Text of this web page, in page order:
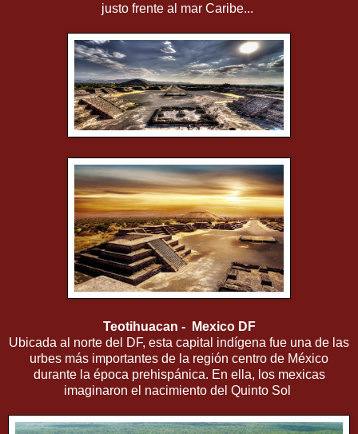
justo frente al mar Caribe...
Teotihuacan - Mexico DF
Ubicada al norte del DF, esta capital indígena fue una de las
urbes más importantes de la región centro de México
durante la época prehispánica. En ella, los mexicas
imaginaron el nacimiento del Quinto Sol